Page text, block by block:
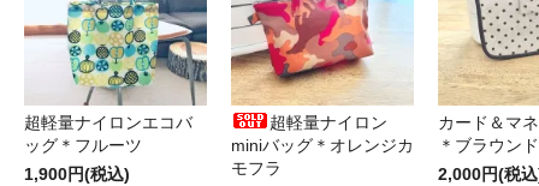
超軽量ナイロンエコバ
ッグ＊フルーツ
1,900円(税込)
超軽量ナイロン
miniバッグ＊オレンジカ
モフラ
カード＆マ
＊ブラウン
2,000円(税